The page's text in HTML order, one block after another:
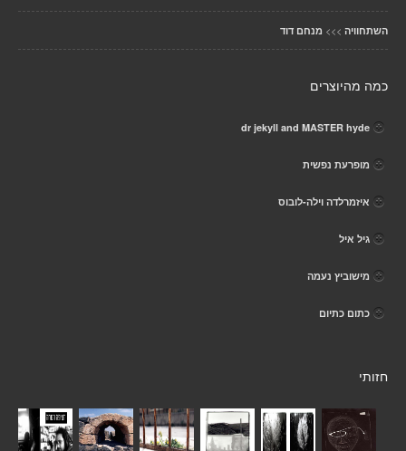
השתחוויה >>> מנחם דוד
כמה מהיוצרים
dr jekyll and MASTER hyde
מופרעת נפשית
איזמרלדה וילה-לובוס
גיל איל
מישוביץ נעמה
כתום כתיום
חזותי